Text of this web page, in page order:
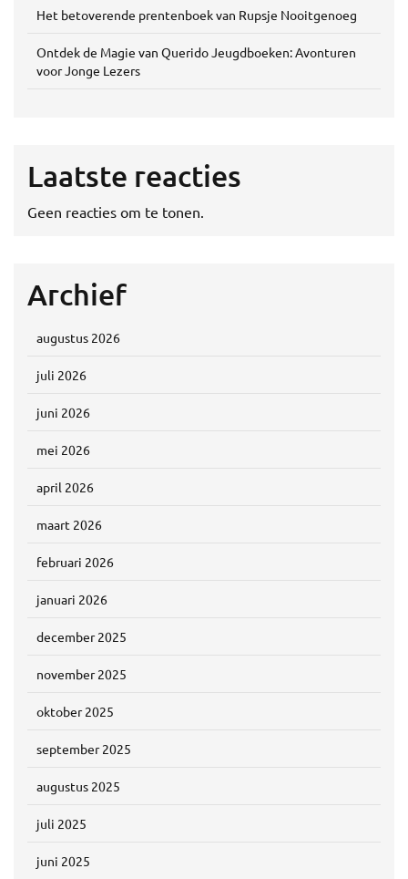
Het betoverende prentenboek van Rupsje Nooitgenoeg
Ontdek de Magie van Querido Jeugdboeken: Avonturen
voor Jonge Lezers
Laatste reacties
Geen reacties om te tonen.
Archief
augustus 2026
juli 2026
juni 2026
mei 2026
april 2026
maart 2026
februari 2026
januari 2026
december 2025
november 2025
oktober 2025
september 2025
augustus 2025
juli 2025
juni 2025